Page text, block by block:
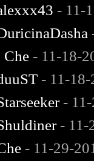
- 11-
Che - 11-18-
- 11-
- 11-
- 11-
- 11-29-